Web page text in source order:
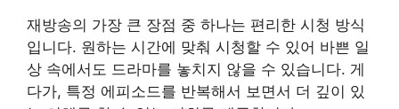
재방송의 가장 큰 장점 중 하나는 편리한 시청 방식
입니다. 원하는 시간에 맞춰 시청할 수 있어 바쁜 일
상 속에서도 드라마를 놓치지 않을 수 있습니다. 게
다가, 특정 에피소드를 반복해서 보면서 더 깊이 있